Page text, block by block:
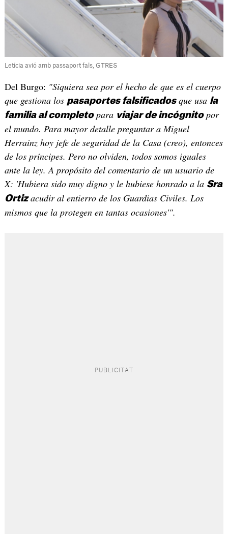
Letícia avió amb passaport fals, GTRES
Del Burgo: "Siquiera sea por el hecho de que es el cuerpo
que gestiona los pasaportes falsificadosque usa la
familia al completopara viajar de incógnitopor
el mundo. Para mayor detalle preguntar a Miguel
Herrainz hoy jefe de seguridad de la Casa (creo), entonces
de los príncipes. Pero no olviden, todos somos iguales
ante la ley. A propósito del comentario de un usuario de
X: 'Hubiera sido muy digno y le hubiese honrado a la Sra
Ortizacudir al entierro de los Guardias Civiles. Los
mismos que la protegen en tantas ocasiones'".